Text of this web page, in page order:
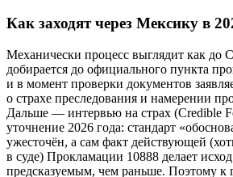
Как заходят через Мексику в
Механически процесс выглядит как до
добирается до официального пункта
и в момент проверки документов
о страхе преследования и намерении
Дальше — интервью на страх (Credible
уточнение 2026 года: стандарт
ужесточён, а сам факт действующей
в суде) Прокламации 10888 делает
предсказуемым, чем раньше. Поэтому к